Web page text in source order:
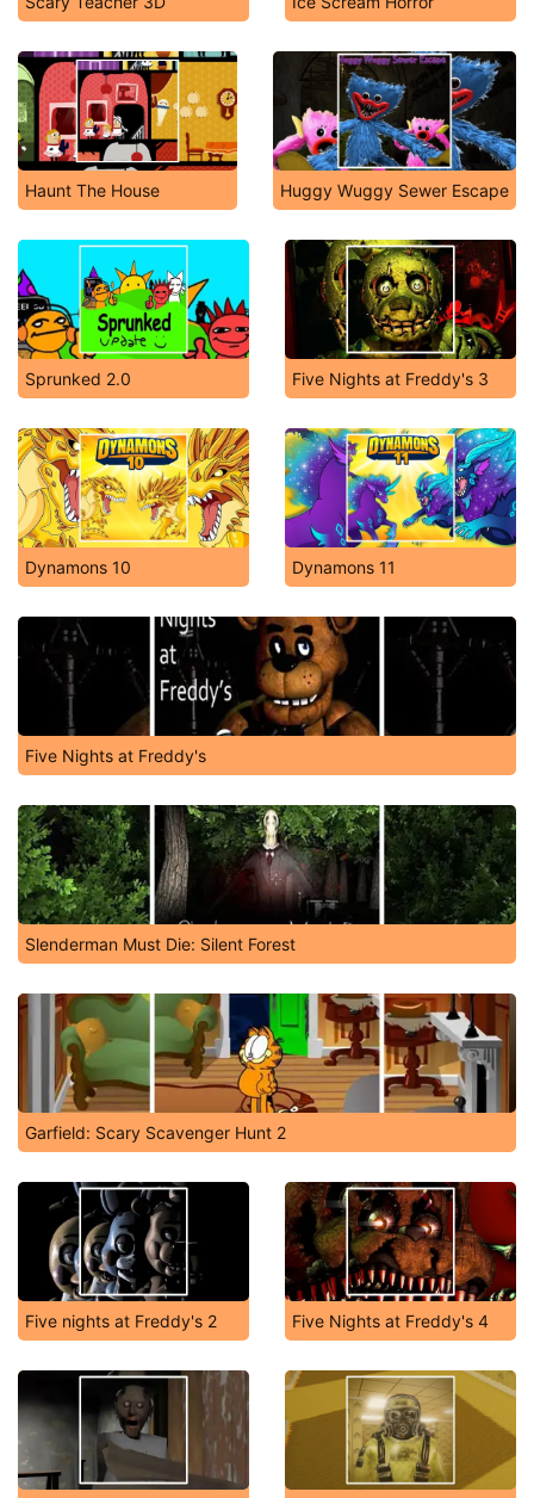
Haunt The House Huggy Wuggy Sewer Escape
Sprunked 2.0 Five Nights at Freddy's 3
Dynamons 10 Dynamons 11
Five Nights at Freddy's
Slenderman Must Die: Silent Forest
Garfield: Scary Scavenger Hunt 2
Five nights at Freddy's 2 Five Nights at Freddy's 4